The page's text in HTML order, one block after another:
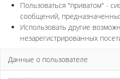
Пользоваться "приватом" -
сообщений,
Использовать другие
незарегистрированных
Данные о пользователе